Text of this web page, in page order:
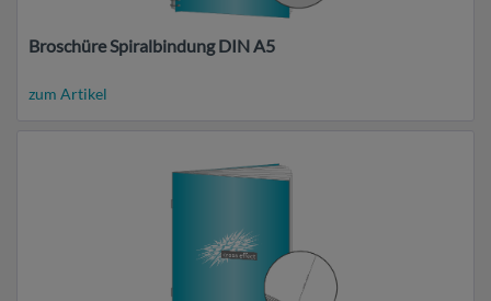
Broschüre Spiralbindung DIN A5
zum Artikel